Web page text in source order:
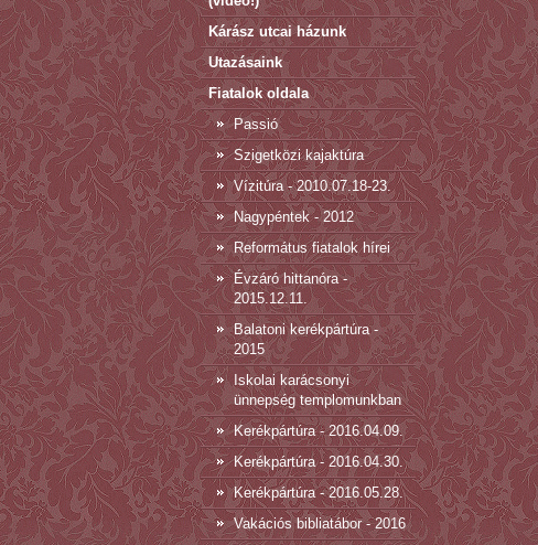
Kárász utcai házunk
Utazásaink
Fiatalok oldala
Passió
Szigetközi kajaktúra
Vízitúra - 2010.07.18-23.
Nagypéntek - 2012
Református fiatalok hírei
Évzáró hittanóra -
2015.12.11.
Balatoni kerékpártúra -
2015
Iskolai karácsonyi
ünnepség templomunkban
Kerékpártúra - 2016.04.09.
Kerékpártúra - 2016.04.30.
Kerékpártúra - 2016.05.28.
Vakációs bibliatábor - 2016